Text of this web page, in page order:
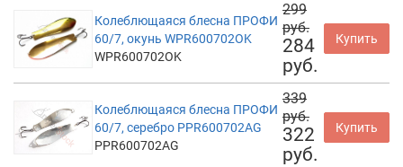
Колеблющаяся блесна ПРОФИ
60/7, окунь WPR600702OK
WPR600702OK
299
руб.
284
руб.
Купить
Колеблющаяся блесна ПРОФИ
60/7, серебро PPR600702AG
PPR600702AG
339
руб.
322
руб.
Купить